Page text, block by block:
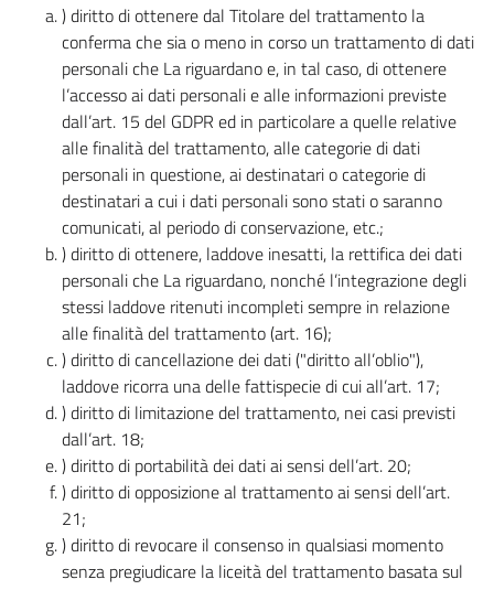
) diritto di ottenere dal Titolare del trattamento la
conferma che sia o meno in corso un trattamento di dati
personali che La riguardano e, in tal caso, di ottenere
l’accesso ai dati personali e alle informazioni previste
dall’art. 15 del GDPR ed in particolare a quelle relative
alle finalità del trattamento, alle categorie di dati
personali in questione, ai destinatari o categorie di
destinatari a cui i dati personali sono stati o saranno
comunicati, al periodo di conservazione, etc.;
) diritto di ottenere, laddove inesatti, la rettifica dei dati
personali che La riguardano, nonché l’integrazione degli
stessi laddove ritenuti incompleti sempre in relazione
alle finalità del trattamento (art. 16);
) diritto di cancellazione dei dati ("diritto all’oblio"),
laddove ricorra una delle fattispecie di cui all’art. 17;
) diritto di limitazione del trattamento, nei casi previsti
dall’art. 18;
) diritto di portabilità dei dati ai sensi dell’art. 20;
) diritto di opposizione al trattamento ai sensi dell’art.
21;
) diritto di revocare il consenso in qualsiasi momento
senza pregiudicare la liceità del trattamento basata sul